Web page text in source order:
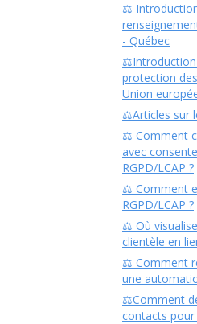
⚖️
- Québec
⚖️Introduction
protection
Union
⚖️Articles sur
⚖️ Comment
avec
RGPD/LCAP ?
⚖️ Comment
RGPD/LCAP ?
⚖️ Où
clientèle en
⚖️ Comment
une
⚖️Comment
contacts